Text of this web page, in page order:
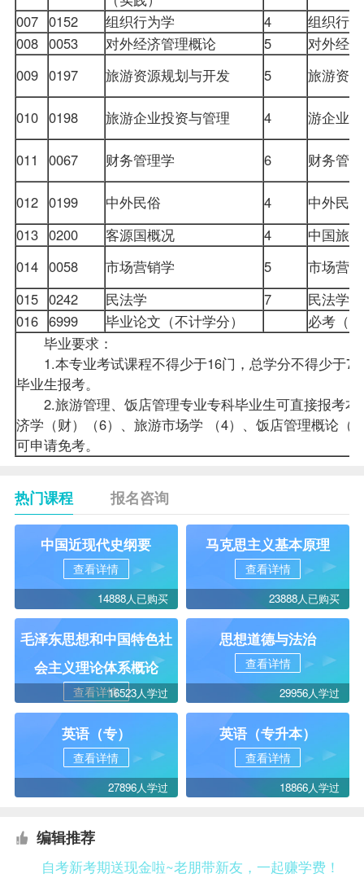
007 0152 组织行为学 4
组织行
008 0053 对外经济管理概论 5
对外经
009 0197 旅游资源规划与开发 5 旅游资
010 0198 旅游企业投资与管理 4 游企业
011 0067 财务管理学 6 财务管
012 0199 中外民俗 4
中外民
013 0200 客源国概况 4
中国旅
014 0058 市场营销学 5
市场营
015 0242 民法学 7
民法学
016 6999 毕业论文（不计学分）
必考（
毕业要求：
1.本专业考试课程不得少于16门，总学分不得少于71
毕业生报考。
2.旅游管理、饭店管理专业专科毕业生可直接报考本
济学（财）（6）、旅游市场学 （4）、饭店管理概论（
可申请免考。
热门课程 报名咨询
中国近现代史纲要
查看详情
14888人已购买
马克思主义基本原理
查看详情
23888人已购买
毛泽东思想和中国特色社
会主义理论体系概论
查看详情16523人学过
思想道德与法治
查看详情
29956人学过
英语（专）
查看详情
27896人学过
英语（专升本）
查看详情
18866人学过
编辑推荐
自考新考期送现金啦~老朋带新友，一起赚学费！